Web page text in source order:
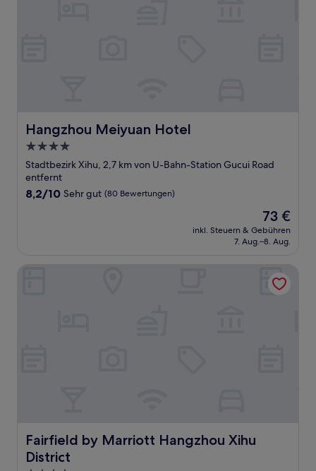
Hangzhou Meiyuan Hotel
Hangzhou Meiyuan Hotel
4.0-
Sterne-
Unterkunft
Stadtbezirk Xihu, 2,7 km von U-Bahn-Station Gucui Road
entfernt
8.2
Bewertungen)
8,2/10 Sehr gut (80 Bewertungen)
Der
Preis
beträgt
73 €
inkl. Steuern & Gebühren
7. Aug.–8. Aug.
Fairfield by Marriott Hangzhou Xihu
District
Fairfield by Marriott Hangzhou Xihu District